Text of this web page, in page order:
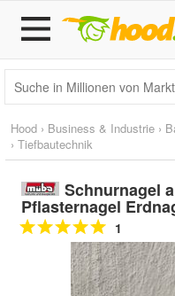
Hood › Business & Industrie ›
› Tiefbautechnik
Schnurnagel
Pflasternagel
1